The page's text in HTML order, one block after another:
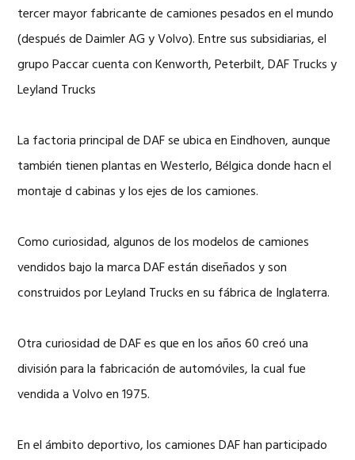
tercer mayor fabricante de camiones pesados en el mundo
(después de Daimler AG y Volvo). Entre sus subsidiarias, el
grupo Paccar cuenta con Kenworth, Peterbilt, DAF Trucks y
Leyland Trucks
La factoria principal de DAF se ubica en Eindhoven, aunque
también tienen plantas en Westerlo, Bélgica donde hacn el
montaje d cabinas y los ejes de los camiones.
Como curiosidad, algunos de los modelos de camiones
vendidos bajo la marca DAF están diseñados y son
construidos por Leyland Trucks en su fábrica de Inglaterra.
Otra curiosidad de DAF es que en los años 60 creó una
división para la fabricación de automóviles, la cual fue
vendida a Volvo en 1975.
En el ámbito deportivo, los camiones DAF han participado